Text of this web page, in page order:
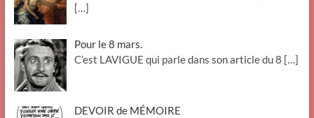
[…]
Pour le 8 mars.
C’est LAVIGUE qui parle dans son article du 8 […]
DEVOIR de MÉMOIRE